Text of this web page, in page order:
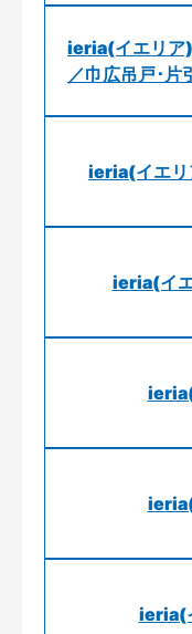
ieria(イエリア)
／巾広吊戸･片
ieria(イエリ
ieria(イ
ieria(